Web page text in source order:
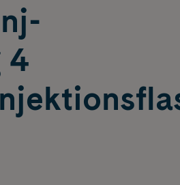
4